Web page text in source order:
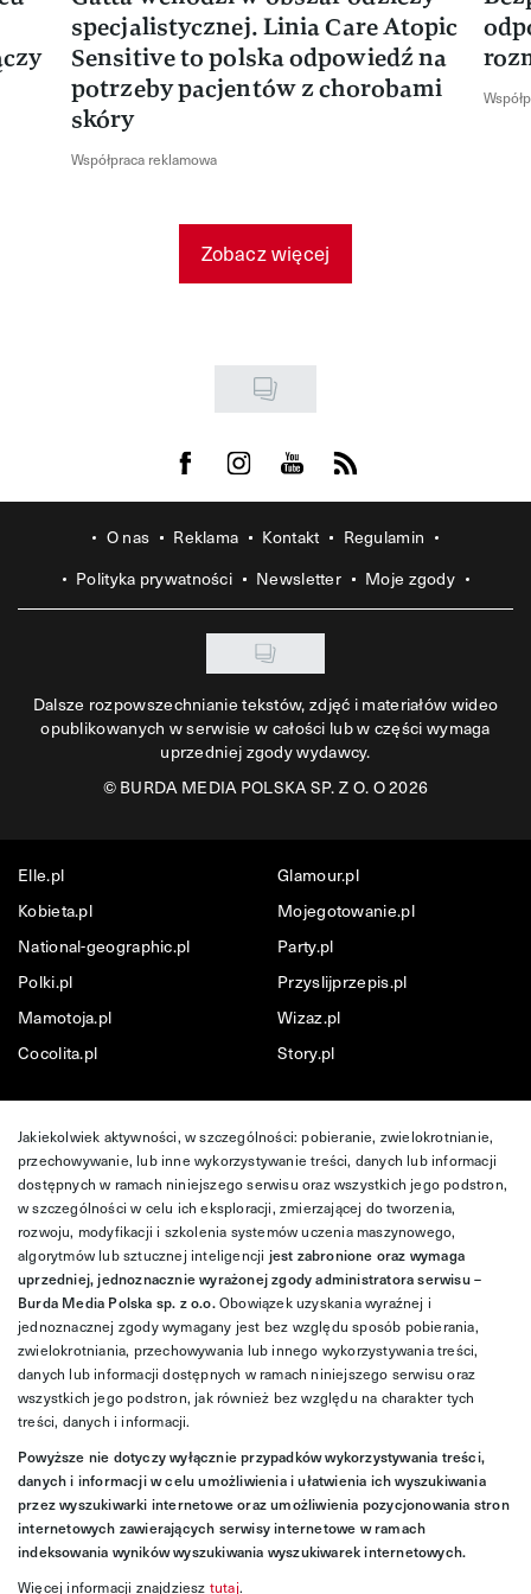
specjalistycznej. Linia Care Atopic
Sensitive to polska odpowiedź na
potrzeby pacjentów z chorobami
skóry
Współpraca reklamowa
Zobacz więcej
Visit us on Facebook
Visit us on Instagram
Visit us on Youtube
Visit us on Rss
O nas Reklama Kontakt
Regulamin
Polityka prywatności
Newsletter Moje zgody
Dalsze rozpowszechnianie tekstów, zdjęć i materiałów wideo
opublikowanych w serwisie w całości lub w części wymaga
uprzedniej zgody wydawcy.
©BURDA MEDIA POLSKA SP. Z O. O 2026
Elle.pl
Glamour.pl
Kobieta.pl
Mojegotowanie.pl
National-geographic.pl
Party.pl
Polki.pl
Przyslijprzepis.pl
Mamotoja.pl
Wizaz.pl
Cocolita.pl
Story.pl
Jakiekolwiek aktywności, w szczególności: pobieranie, zwielokrotnianie,
przechowywanie, lub inne wykorzystywanie treści, danych lub informacji
dostępnych w ramach niniejszego serwisu oraz wszystkich jego podstron,
w szczególności w celu ich eksploracji, zmierzającej do tworzenia,
rozwoju, modyfikacji i szkolenia systemów uczenia maszynowego,
algorytmów lub sztucznej inteligencji jest zabronione oraz wymaga
uprzedniej, jednoznacznie wyrażonej zgody administratora serwisu –
Burda Media Polska sp. z o.o.Obowiązek uzyskania wyraźnej i
jednoznacznej zgody wymagany jest bez względu sposób pobierania,
zwielokrotniania, przechowywania lub innego wykorzystywania treści,
danych lub informacji dostępnych w ramach niniejszego serwisu oraz
wszystkich jego podstron, jak również bez względu na charakter tych
treści, danych i informacji.
Powyższe nie dotyczy wyłącznie przypadków wykorzystywania treści,
danych i informacji w celu umożliwienia i ułatwienia ich wyszukiwania
przez wyszukiwarki internetowe oraz umożliwienia pozycjonowania stron
internetowych zawierających serwisy internetowe w ramach
indeksowania wyników wyszukiwania wyszukiwarek internetowych.
Więcej informacji znajdziesz tutaj.